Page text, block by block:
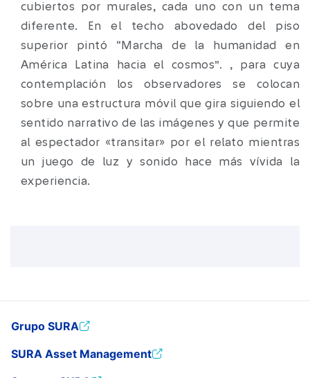
cubiertos por murales, cada uno con un tema
diferente. En el techo abovedado del piso
superior pintó “Marcha de la humanidad en
América Latina hacia el cosmos”. , para cuya
contemplación los observadores se colocan
sobre una estructura móvil que gira siguiendo el
sentido narrativo de las imágenes y que permite
al espectador «transitar» por el relato mientras
un juego de luz y sonido hace más vívida la
experiencia.
Grupo SURA
SURA Asset Management